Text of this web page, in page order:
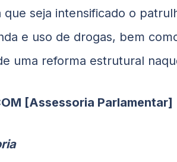
que seja intensificado o
e uso de drogas, bem
uma reforma estrutural
[Assessoria Parlamentar]